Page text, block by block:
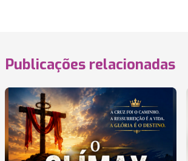
Publicações relacionadas